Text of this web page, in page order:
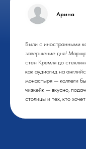
Арина
Были с иностранными
завершение дня!
стен Кремля до
как аудиогид на
монастыря — коллеги
чизкейк — вкусно,
столицы и тех, кто